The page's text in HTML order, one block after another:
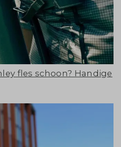
fles schoon? Handige